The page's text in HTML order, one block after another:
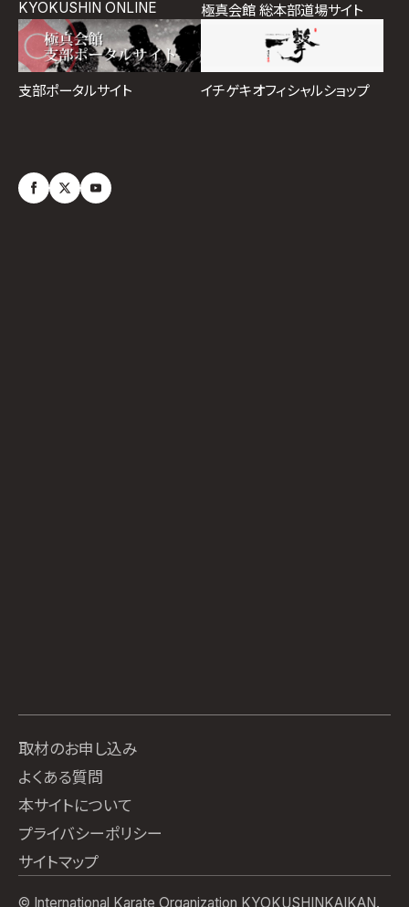
KYOKUSHIN ONLINE 極真会館 総本部道場サイト
支部ポータルサイト イチゲキオフィシャルショップ
取材のお申し込み
よくある質問
本サイトについて
プライバシーポリシー
サイトマップ
© International Karate Organization KYOKUSHINKAIKAN.